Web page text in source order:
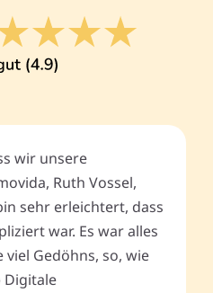
wir unsere
Ruth Vossel,
sehr erleichtert, dass
war. Es war alles
Gedöhns, so, wie
Digitale